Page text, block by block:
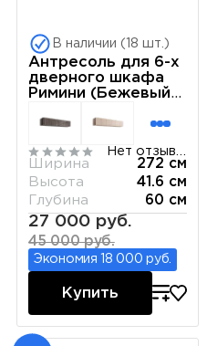
В наличии (18 шт.)
Антресоль для 6-х
дверного шкафа
Римини (Бежевый)
Ширина
272 см
Высота
41.6 см
Глубина
60 см
27 000 руб.
45 000 руб.
Экономия 18 000 руб.
Купить